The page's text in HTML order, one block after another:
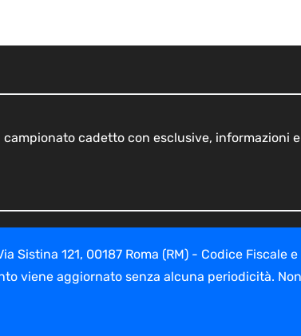
cadetto con esclusive, informazioni
Sistina 121, 00187 Roma (RM) - Codice Fiscale
viene aggiornato senza alcuna periodicità.